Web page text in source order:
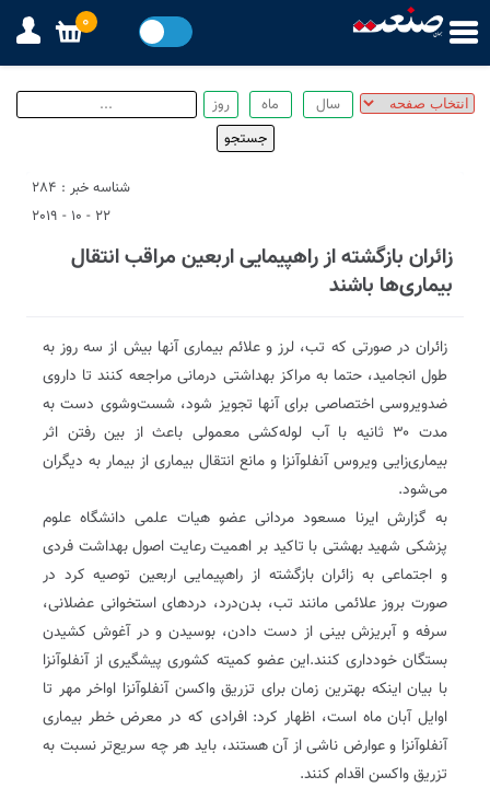
شناسه خبر : 284
22 - 10 - 2019
زائران بازگشته از راهپیمایی اربعین مراقب انتقال
بیماری‌ها باشند
زائران در صورتی که تب، لرز و علائم بیماری آنها بیش از سه روز به
طول انجامید، حتما به مراکز بهداشتی درمانی مراجعه کنند تا داروی
ضدویروسی اختصاصی برای آنها تجویز شود، شست‌وشوی دست به
مدت ۳۰ ثانیه با آب لوله‌کشی معمولی باعث از بین رفتن اثر
بیماری‌زایی ویروس آنفلوآنزا و مانع انتقال بیماری از بیمار به دیگران
می‌شود.
به گزارش ایرنا مسعود مردانی عضو هیات علمی دانشگاه علوم
پزشکی شهید بهشتی با تاکید بر اهمیت رعایت اصول بهداشت فردی
و اجتماعی به زائران بازگشته از راهپیمایی اربعین توصیه کرد در
صورت بروز علائمی مانند تب، بدن‌درد، دردهای استخوانی عضلانی،
سرفه و آبریزش بینی از دست دادن، بوسیدن و در آغوش کشیدن
بستگان خودداری کنند.این عضو کمیته کشوری پیشگیری از آنفلوآنزا
با بیان اینکه بهترین زمان برای تزریق واکسن آنفلوآنزا اواخر مهر تا
اوایل آبان ماه است، اظهار کرد: افرادی که در معرض خطر بیماری
آنفلوآنزا و عوارض ناشی از آن هستند، باید هر چه سریع‌تر نسبت به
تزریق واکسن اقدام کنند.
0